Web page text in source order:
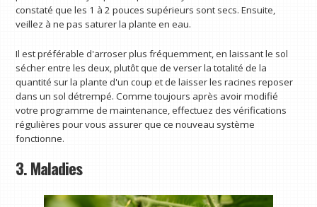
constaté que les 1 à 2 pouces supérieurs sont secs. Ensuite,
veillez à ne pas saturer la plante en eau.
Il est préférable d'arroser plus fréquemment, en laissant le sol
sécher entre les deux, plutôt que de verser la totalité de la
quantité sur la plante d'un coup et de laisser les racines reposer
dans un sol détrempé. Comme toujours après avoir modifié
votre programme de maintenance, effectuez des vérifications
régulières pour vous assurer que ce nouveau système
fonctionne.
3. Maladies